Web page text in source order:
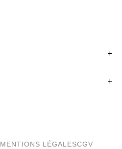
MENTIONS LÉGALESCGV